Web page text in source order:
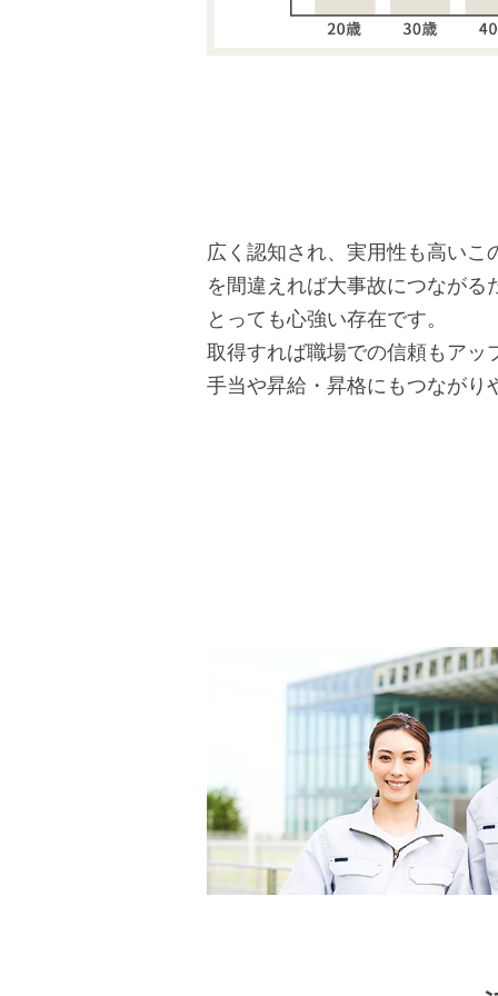
広く認知され、実用性も高いこ
を間違えれば大事故につながる
とっても心強い存在です。
取得すれば職場での信頼もアッ
手当や昇給・昇格にもつながり